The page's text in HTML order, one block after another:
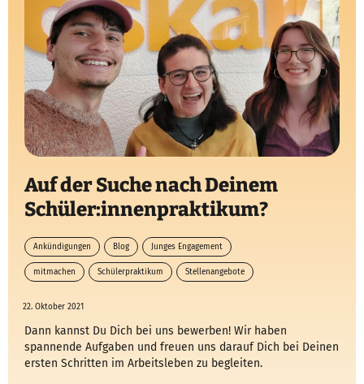
Auf der Suche nach Deinem
Schüler:innenpraktikum?
Ankündigungen Blog Junges Engagement
mitmachen Schülerpraktikum Stellenangebote
22. Oktober 2021
Dann kannst Du Dich bei uns bewerben! Wir haben
spannende Aufgaben und freuen uns darauf Dich bei Deinen
ersten Schritten im Arbeitsleben zu begleiten.